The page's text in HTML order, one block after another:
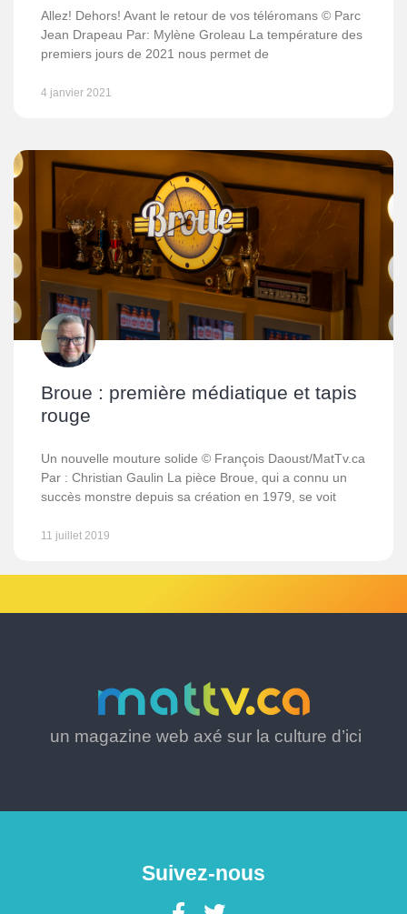
Allez! Dehors! Avant le retour de vos téléromans © Parc
Jean Drapeau Par: Mylène Groleau La température des
premiers jours de 2021 nous permet de
4 janvier 2021
Broue : première médiatique et tapis
rouge
Un nouvelle mouture solide © François Daoust/MatTv.ca
Par : Christian Gaulin La pièce Broue, qui a connu un
succès monstre depuis sa création en 1979, se voit
11 juillet 2019
un magazine web axé sur la culture d’ici
Suivez-nous